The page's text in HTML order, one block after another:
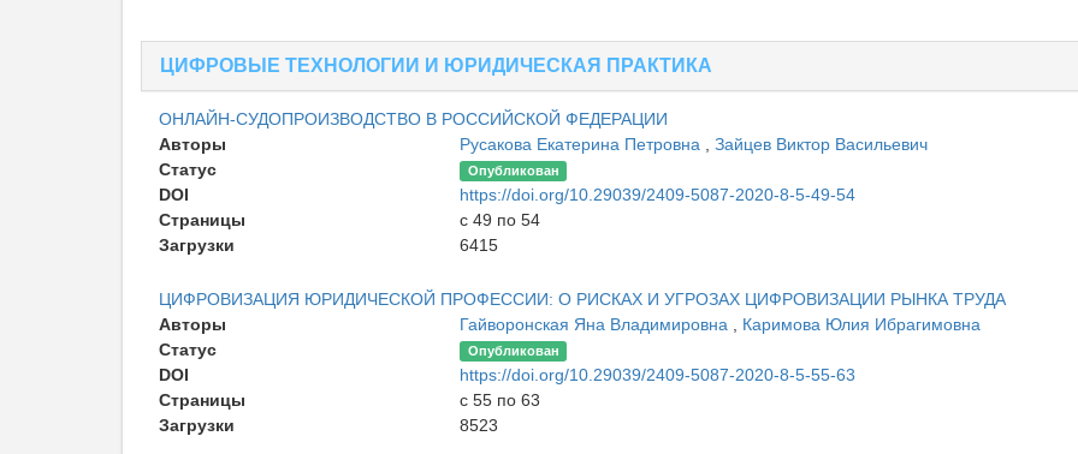
ЦИФРОВЫЕ ТЕХНОЛОГИИ И ЮРИДИЧЕСКАЯ ПРАКТИКА
ОНЛАЙН-СУДОПРОИЗВОДСТВО В РОССИЙСКОЙ ФЕДЕРАЦИИ
Авторы
Русакова Екатерина Петровна
Зайцев Виктор Васильевич
Статус
Опубликован
DOI
https://doi.org/10.29039/2409-5087-2020-8-5-49-54
Страницы
с 49 по 54
Загрузки
6415
ЦИФРОВИЗАЦИЯ ЮРИДИЧЕСКОЙ ПРОФЕССИИ: О РИСКАХ И УГРОЗАХ ЦИФРОВИЗАЦИИ РЫНКА ТРУДА
Авторы
Гайворонская Яна Владимировна
Каримова Юлия Ибрагимовна
Статус
Опубликован
DOI
https://doi.org/10.29039/2409-5087-2020-8-5-55-63
Страницы
с 55 по 63
Загрузки
8523